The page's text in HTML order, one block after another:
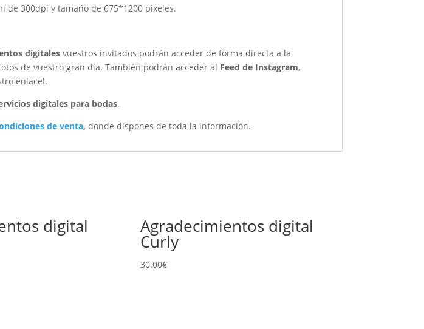
300dpi y tamaño de 675*1200 píxeles.
digitales vuestros invitados podrán acceder de forma directa a la
de vuestro gran día. También podrán acceder al Feed de Instagram,
enlace!.
digitales para bodas.
de venta,donde dispones de toda la información.
digital Agradecimientos digital
Curly
30.00€